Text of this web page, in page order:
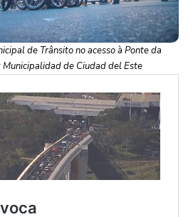
de Trânsito no acesso à Ponte da
Municipalidad de Ciudad del Este